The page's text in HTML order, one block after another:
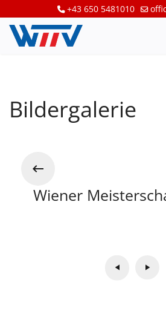
+43 650 5481010
Bildergalerie
Wiener